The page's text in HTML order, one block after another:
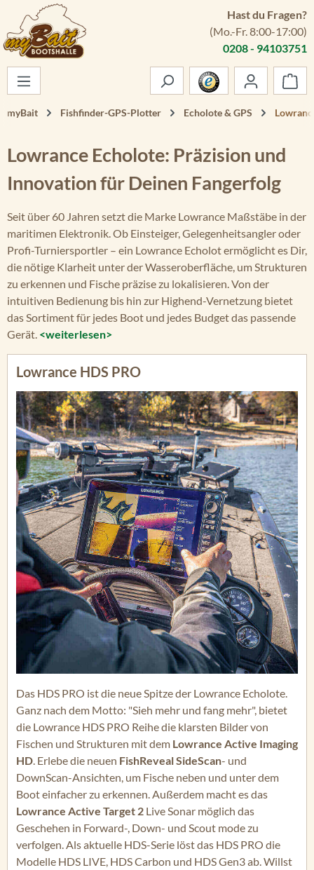
Zum Hauptinhalt springen
Hast du Fragen?
(Mo.-Fr. 8:00-17:00)
0208 - 94103751
myBait Fishfinder-GPS-Plotter Echolote & GPS
Lowrance Echolote: Präzision und
Innovation für Deinen Fangerfolg
Seit über 60 Jahren setzt die Marke Lowrance Maßstäbe in der
maritimen Elektronik. Ob Einsteiger, Gelegenheitsangler oder
Profi-Turniersportler – ein Lowrance Echolot ermöglicht es Dir,
die nötige Klarheit unter der Wasseroberfläche, um Strukturen
zu erkennen und Fische präzise zu lokalisieren. Von der
intuitiven Bedienung bis hin zur Highend-Vernetzung bietet
das Sortiment für jedes Boot und jedes Budget das passende
Gerät. <weiterlesen>
Lowrance HDS PRO
Das HDS PRO ist die neue Spitze der Lowrance Echolote.
Ganz nach dem Motto: "Sieh mehr und fang mehr", bietet
die Lowrance HDS PRO Reihe die klarsten Bilder von
Fischen und Strukturen mit dem Lowrance Active Imaging
HD. Erlebe die neuen FishReveal SideScan- und
DownScan-Ansichten, um Fische neben und unter dem
Boot einfacher zu erkennen. Außerdem macht es das
Lowrance Active Target 2 Live Sonar möglich das
Geschehen in Forward-, Down- und Scout mode zu
verfolgen. Als aktuelle HDS-Serie löst das HDS PRO die
Modelle HDS LIVE, HDS Carbon und HDS Gen3 ab. Willst